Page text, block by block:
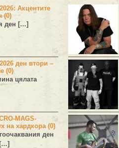
Акцентите
(0)
ден […]
ден втори –
(0)
цялата
MAGS-
на хардкора (0)
ден